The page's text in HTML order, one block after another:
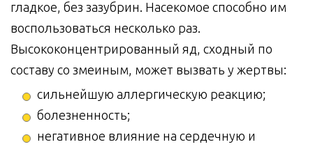
гладкое, без зазубрин. Насекомое способно им
воспользоваться несколько раз.
Высококонцентрированный яд, сходный по
составу со змеиным, может вызвать у жертвы:
сильнейшую аллергическую реакцию;
болезненность;
негативное влияние на сердечную и